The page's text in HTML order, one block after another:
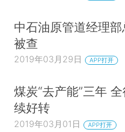
中石油原管道经理
被查
2019年03月29日 APP打开
煤炭“去产能”三年
续好转
2019年03月01日 APP打开